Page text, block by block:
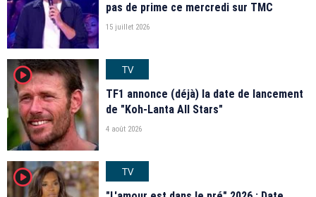
pas de prime ce mercredi sur TMC
15 juillet 2026
player2
TV
TF1 annonce (déjà) la date de lancement
de "Koh-Lanta All Stars"
4 août 2026
player2
TV